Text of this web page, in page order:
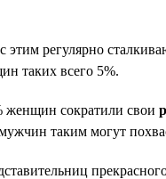
этим регулярно
таких всего 5%.
женщин сократили свои
таким могут